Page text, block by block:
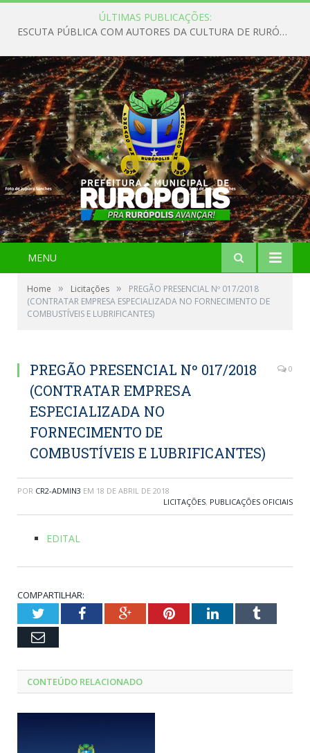
ÚLTIMAS PUBLICAÇÕES:
ESCUTA PÚBLICA COM AUTORES DA CULTURA DE RURÓPOLIS
MENU
Home » Licitações »
PREGÃO PRESENCIAL Nº 017/2018
(CONTRATAR EMPRESA ESPECIALIZADA NO FORNECIMENTO DE
COMBUSTÍVEIS E LUBRIFICANTES)
PREGÃO PRESENCIAL Nº 017/2018
(CONTRATAR EMPRESA
ESPECIALIZADA NO
FORNECIMENTO DE
COMBUSTÍVEIS E LUBRIFICANTES)
0
POR CR2-ADMIN3 EM 18 DE ABRIL DE 2018
LICITAÇÕES, PUBLICAÇÕES OFICIAIS
EDITAL
COMPARTILHAR:
TwitterFacebookGoogle+PinterestLinkedInTumblr
Email
CONTEÚDO RELACIONADO